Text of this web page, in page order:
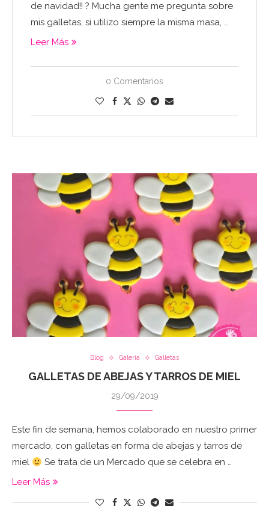
de navidad!! ? Mucha gente me pregunta sobre
mis galletas, si utilizo siempre la misma masa, …
Leer Más
0 Comentarios
Blog Galeria Galletas
GALLETAS DE ABEJAS Y TARROS DE MIEL
29/09/2019
Este fin de semana, hemos colaborado en nuestro primer
mercado, con galletas en forma de abejas y tarros de
miel
Se trata de un Mercado que se celebra en …
Leer Más